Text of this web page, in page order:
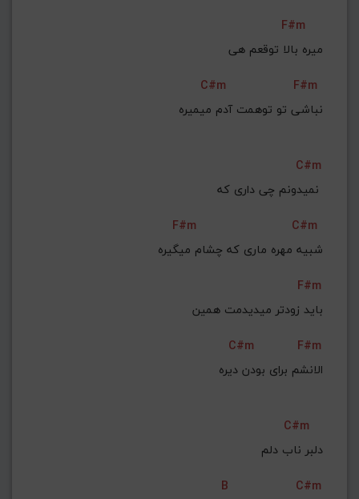
F#m
میره بالا توقعم هی
C#m
F#m
نباشی تو توهمت آدم میمیره
C#m
F#m
C#m
شبیه مهره ماری که چشام میگیره
F#m
باید زودتر میدیدمت همین
C#m
F#m
الانشم برای بودن دیره
C#m
دلبر ناب دلم
B
C#m